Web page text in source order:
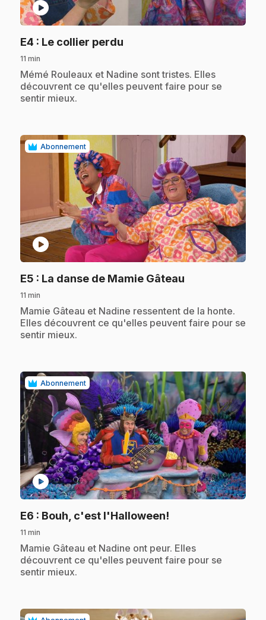
play_circle
E4 : Le collier perdu
11 min
.Mémé Rouleaux et Nadine sont tristes. Elles
découvrent ce qu'elles peuvent faire pour se
sentir mieux.
Abonnement
play_circle
E5 : La danse de Mamie Gâteau
11 min
.Mamie Gâteau et Nadine ressentent de la honte.
Elles découvrent ce qu'elles peuvent faire pour se
sentir mieux.
Abonnement
play_circle
E6 : Bouh, c'est l'Halloween!
11 min
.Mamie Gâteau et Nadine ont peur. Elles
découvrent ce qu'elles peuvent faire pour se
sentir mieux.